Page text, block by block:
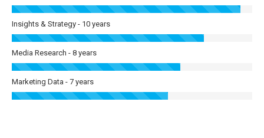
Insights & Strategy - 10 years
Media Research - 8 years
Marketing Data - 7 years